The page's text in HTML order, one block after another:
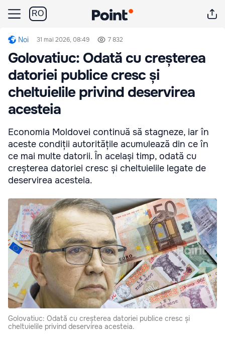
RO
Noi 31 mai 2026, 08:49 7 832
Golovatiuc: Odată cu creșterea
datoriei publice cresc și
cheltuielile privind deservirea
acesteia
Economia Moldovei continuă să stagneze, iar în
aceste condiții autoritățile acumulează din ce în
ce mai multe datorii. În același timp, odată cu
creșterea datoriei cresc și cheltuielile legate de
deservirea acesteia.
Golovatiuc: Odată cu creșterea datoriei publice cresc și
cheltuielile privind deservirea acesteia.